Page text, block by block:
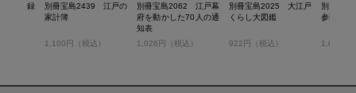
実録
別冊宝島2439 江戸の
家計簿
1,100円（税込）
別冊宝島2062 江戸幕
府を動かした70人の通
知表
1,026円（税込）
別冊宝島2025 大江戸
くらし大図鑑
922円（税込）
別冊宝
参勤交代
1,012円